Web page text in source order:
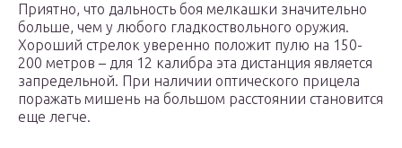
Приятно, что дальность боя мелкашки значительно
больше, чем у любого гладкоствольного оружия.
Хороший стрелок уверенно положит пулю на 150-
200 метров – для 12 калибра эта дистанция является
запредельной. При наличии оптического прицела
поражать мишень на большом расстоянии становится
еще легче.